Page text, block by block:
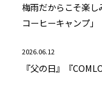
梅雨だからこそ楽
コーヒーキャンプ」
2026.06.12
『父の日』『